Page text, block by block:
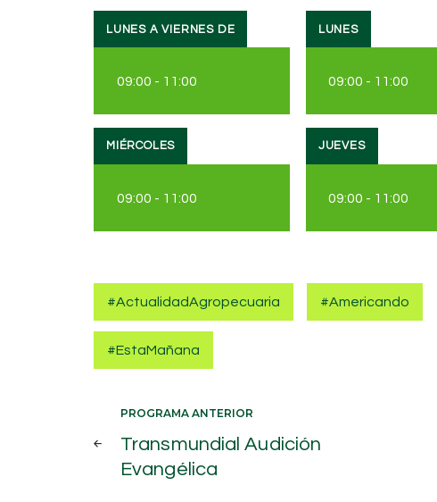
LUNES A VIERNES DE
09:00 - 11:00
LUNES
09:00 - 11:00
MIÉRCOLES
09:00 - 11:00
JUEVES
09:00 - 11:00
#ActualidadAgropecuaria #Americando
#EstaMañana
Navegación
de
PROGRAMA ANTERIOR
Transmundial Audición
Evangélica